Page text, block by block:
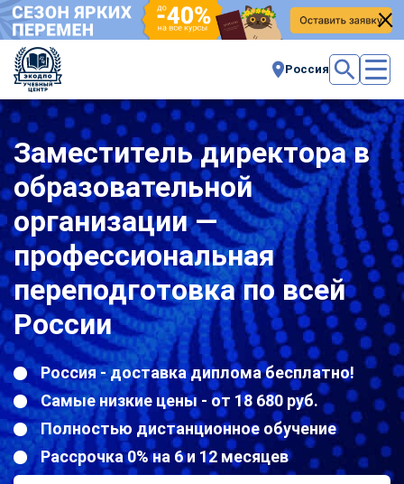
Россия
Заместитель директора в
образовательной
организации —
профессиональная
переподготовка по всей
России
Россия - доставка диплома бесплатно!
Самые низкие цены - от 18 680 руб.
Полностью дистанционное обучение
Рассрочка 0% на 6 и 12 месяцев